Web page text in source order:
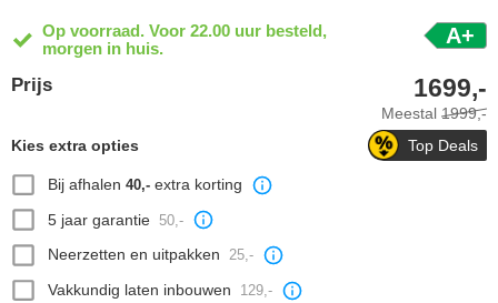
Op voorraad. Voor 22.00 uur besteld,
morgen in huis.
A+
Prijs
Meestal 1999,-
1699,-
Top Deals
Kies extra opties
Bij afhalen 40,-extra korting
5 jaar garantie 50,-
Neerzetten en uitpakken 25,-
Vakkundig laten inbouwen 129,-